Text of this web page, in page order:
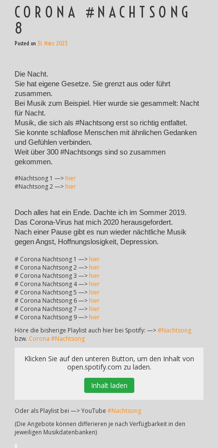
CORONA #NACHTSONG
8
Posted on 31. März 2023
Die Nacht.
Sie hat eigene Gesetze. Sie grenzt aus oder führt
zusammen.
Bei Musik zum Beispiel. Hier wurde sie gesammelt: Nacht
für Nacht.
Musik, die sich als #Nachtsong erst so richtig entfaltet.
Sie konnte schlaflose Menschen mit ähnlichen Gedanken
und Gefühlen verbinden.
Weit über 300 #Nachtsongs sind so zusammen
gekommen.
#Nachtsong 1 —> hier
#Nachtsong 2 —> hier
Doch alles hat ein Ende. Dachte ich im Sommer 2019.
Das Corona-Virus hat mich 2020 herausgefordert.
Nach einer Pause gibt es nun wieder nächtliche Musik
gegen Angst, Hoffnungslosigkeit, Depression.
# Corona Nachtsong 1 —> hier
# Corona Nachtsong 2 —> hier
# Corona Nachtsong 3 —> hier
# Corona Nachtsong 4 —> hier
# Corona Nachtsong 5 —> hier
# Corona Nachtsong 6 —> hier
# Corona Nachtsong 7 —> hier
# Corona Nachtsong 9 —> hier
Höre die bisherige Playlist auch hier bei Spotify: —>#Nachtsong
bzw. Corona #Nachtsong
Klicken Sie auf den unteren Button, um den Inhalt von
open.spotify.com zu laden.
Inhalt laden
Oder als Playlist bei —> YouTube #Nachtsong
(Die Angebote können differieren je nach Verfügbarkeit in den
jeweiligen Musikdatenbanken)